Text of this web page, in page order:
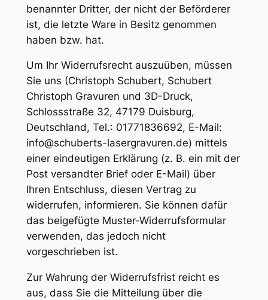
benannter Dritter, der nicht der Beförderer
ist, die letzte Ware in Besitz genommen
haben bzw. hat.
Um Ihr Widerrufsrecht auszuüben, müssen
Sie uns (Christoph Schubert, Schubert
Christoph Gravuren und 3D-Druck,
Schlossstraße 32, 47179 Duisburg,
Deutschland, Tel.: 01771836692, E-Mail:
info@schuberts-lasergravuren.de) mittels
einer eindeutigen Erklärung (z. B. ein mit der
Post versandter Brief oder E-Mail) über
Ihren Entschluss, diesen Vertrag zu
widerrufen, informieren. Sie können dafür
das beigefügte Muster-Widerrufsformular
verwenden, das jedoch nicht
vorgeschrieben ist.
Zur Wahrung der Widerrufsfrist reicht es
aus, dass Sie die Mitteilung über die